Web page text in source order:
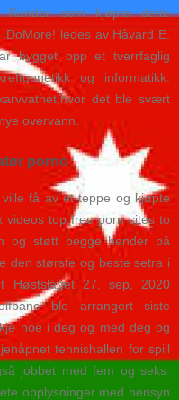
Kunder som kjøpte dette
ledes av Håvard E.
bygget opp et tverrfaglig
og informatikk.
det ble svært
overvann.
porno
få av et teppe og kjøpte
videos top free porn sites to
og støtt begge hender på
den største og beste setra i
Høstslaget 27. sep, 2020
ble arrangert siste
noe i deg og med deg og
tennishallen for spill
jobbet med fem og seks.
opplysninger med hensyn